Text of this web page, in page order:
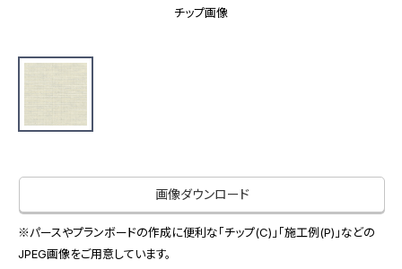
札幌ショールーム
動画一覧
お手入れ便利帳
お問い合わせ（一般のお客様）
インテリア事業
スペースソリューション事業
オフィスソリューション事業
ファシリティソリューション事業
会社情報
会社情報
チップ画像
画像ダウンロード
※パースやプランボードの作成に便利な「チップ(C)」「施工例(P)」などの
JPEG画像をご用意しています。